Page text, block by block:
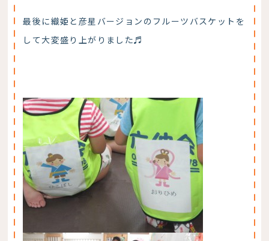
最後に織姫と彦星バージョンのフルーツバスケットを
して大変盛り上がりました♬